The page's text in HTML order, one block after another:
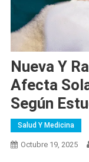
Nueva Y
Afecta
Según
Salud Y Medicina
Octubre 19, 2025